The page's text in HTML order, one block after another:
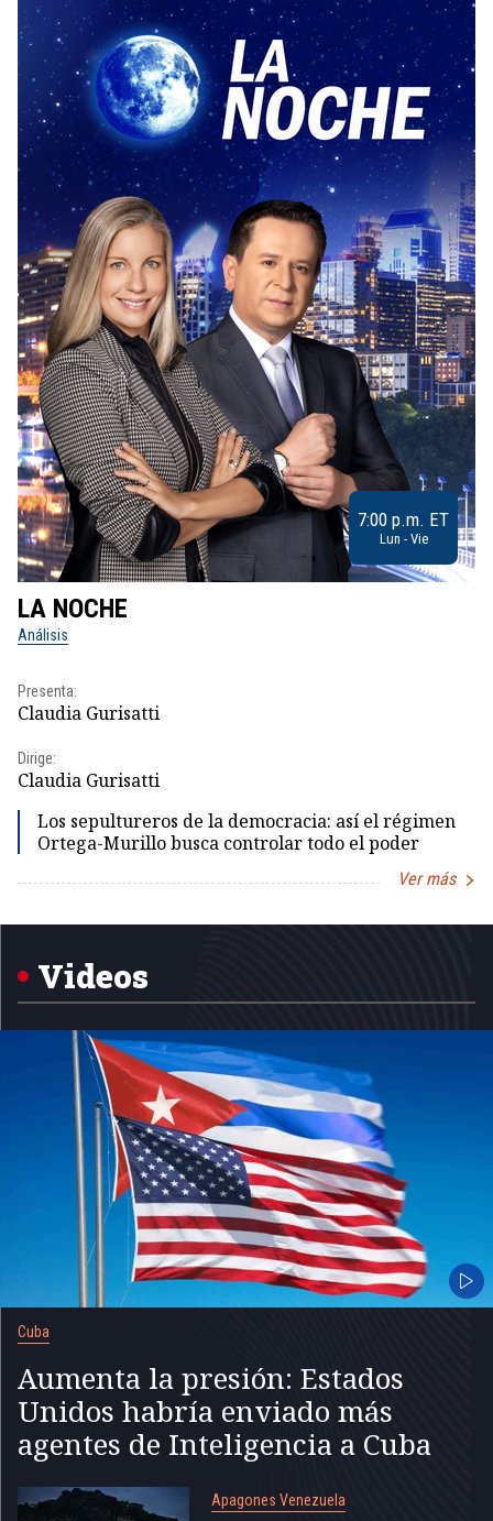
7:00 p.m. ET
Lun - Vie
LA NOCHE
Análisis
Presenta:
Claudia Gurisatti
Dirige:
Claudia Gurisatti
Los sepultureros de la democracia: así el régimen
Ortega-Murillo busca controlar todo el poder
Ver más
Videos
Cuba
Aumenta la presión: Estados
Unidos habría enviado más
agentes de Inteligencia a Cuba
Apagones Venezuela